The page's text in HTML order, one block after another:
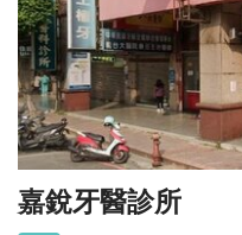
嘉銳牙醫診所